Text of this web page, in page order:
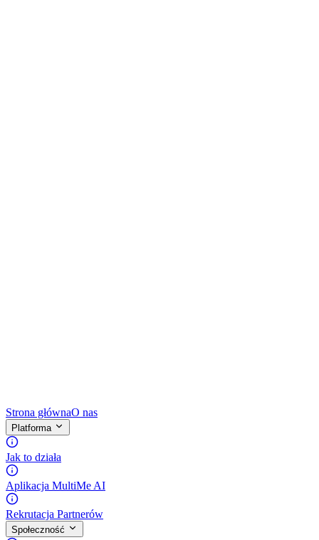
Strona głównaO nas
Platforma
Jak to działa
Aplikacja MultiMe AI
Rekrutacja Partnerów
Społeczność